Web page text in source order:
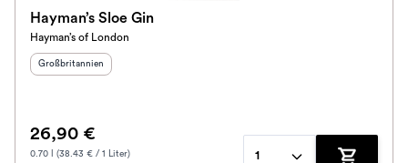
Hayman’s Sloe Gin
Hayman’s of London
Herkunftsland:
Großbritannien
26,90 €
0.70 l (38.43 € / 1 Liter)
1